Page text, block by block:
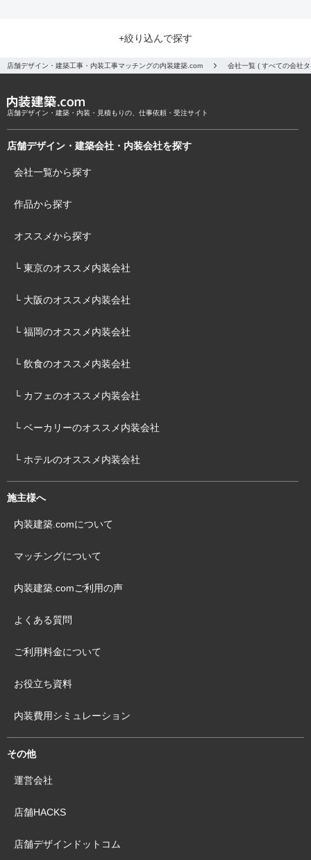
+絞り込んで探す
店舗デザイン・建築工事・内装工事マッチングの内装建築.com 会社一覧 ( すべての会社
店舗デザイン・建築・内装・見積もりの、仕事依頼・受注サイト
店舗デザイン・建築会社・内装会社を探す
会社一覧から探す
作品から探す
オススメから探す
└ 東京のオススメ内装会社
└ 大阪のオススメ内装会社
└ 福岡のオススメ内装会社
└ 飲食のオススメ内装会社
└ カフェのオススメ内装会社
└ ベーカリーのオススメ内装会社
└ ホテルのオススメ内装会社
施主様へ
内装建築.comについて
マッチングについて
内装建築.comご利用の声
よくある質問
ご利用料金について
お役立ち資料
内装費用シミュレーション
その他
運営会社
店舗HACKS
店舗デザインドットコム